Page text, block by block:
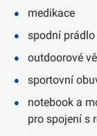
medikace
spodní prádlo
outdoorové
sportovní
notebook a
pro spojení s